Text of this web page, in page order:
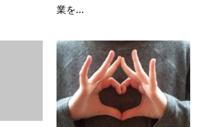
業を...